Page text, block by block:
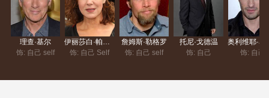
理查·基尔
饰: 自己 self
饰: 自己 Self
詹姆斯·勒格罗
饰: 自己 self
托尼·戈德温
饰: 自己
饰: 自己